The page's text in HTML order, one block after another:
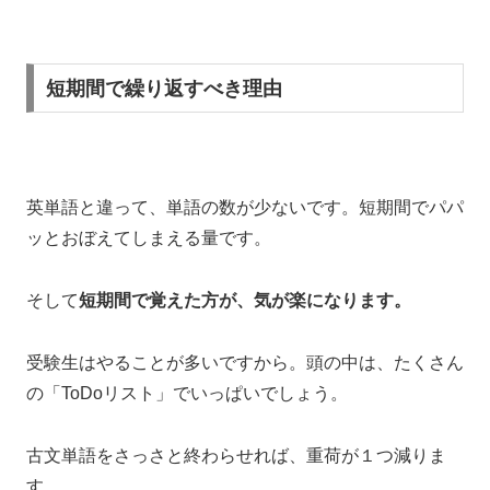
短期間で繰り返すべき理由
英単語と違って、単語の数が少ないです。短期間でパパ
ッとおぼえてしまえる量です。
そして短期間で覚えた方が、気が楽になります。
受験生はやることが多いですから。頭の中は、たくさん
の「ToDoリスト」でいっぱいでしょう。
古文単語をさっさと終わらせれば、重荷が１つ減りま
す。